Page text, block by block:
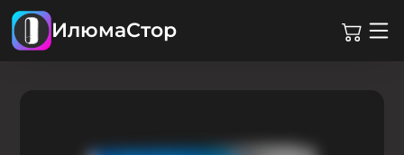
ИлюмаСтор